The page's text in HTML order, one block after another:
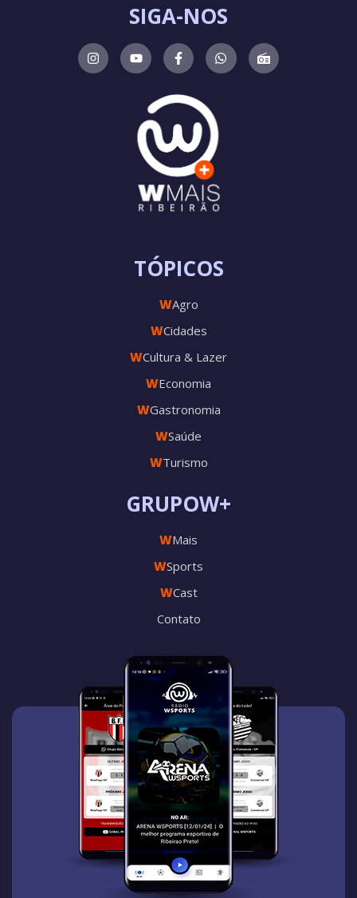
GRUPOW+
WMais
WSports
WCast
Contato
TÓPICOS
WAgro
WCidades
WCultura & Lazer
WEconomia
WGastronomia
WSaúde
WTurismo
SIGA-NOS